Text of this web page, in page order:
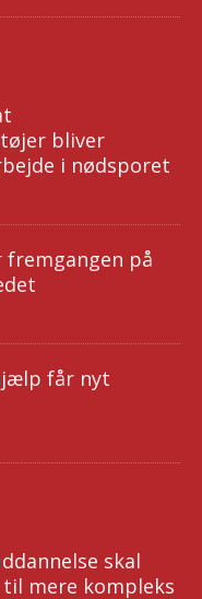
bliver
i nødsporet
på
får nyt
skal
mere kompleks